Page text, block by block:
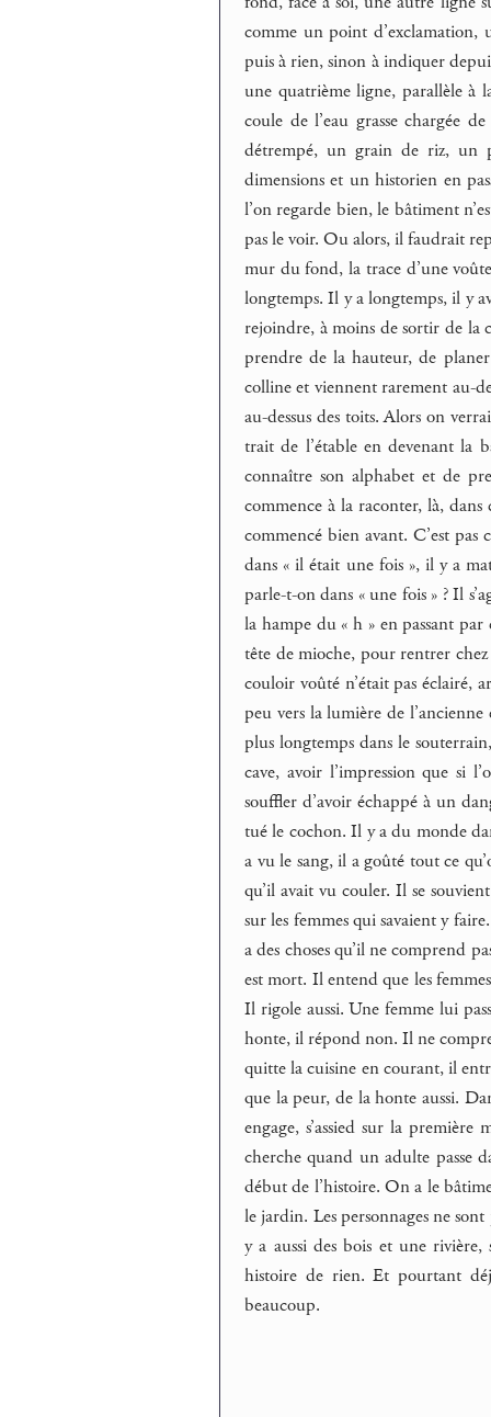
comme un point
puis à rien, sinon à indiquer
une quatrième ligne, parallèle à
coule de l’eau grasse chargée
détrempé, un grain de riz, un
dimensions et un historien en
l’on regarde bien, le bâtiment
pas le voir. Ou alors, il faudrait
mur du fond, la trace d’une
longtemps. Il y a longtemps, il y
rejoindre, à moins de sortir de la
prendre de la hauteur, de
colline et viennent rarement au-
au-dessus des toits. Alors on
trait de l’étable en devenant la
connaître son alphabet et de
commence à la raconter, là,
commencé bien avant. C’est
dans « il était une fois », il y a
parle-t-on dans « une fois » ? Il
la hampe du « h » en passant
tête de mioche, pour rentrer
couloir voûté n’était pas éclairé,
peu vers la lumière de
plus longtemps dans le
cave, avoir l’impression que si
souffler d’avoir échappé à un
tué le cochon. Il y a du monde
a vu le sang, il a goûté tout ce
qu’il avait vu couler. Il se
sur les femmes qui savaient y
a des choses qu’il ne comprend
est mort. Il entend que les
Il rigole aussi. Une femme lui
honte, il répond non. Il ne
quitte la cuisine en courant, il
que la peur, de la honte aussi.
engage, s’assied sur la
cherche quand un adulte passe
début de l’histoire. On a le
le jardin. Les personnages ne
y a aussi des bois et une rivière,
histoire de rien. Et pourtant
beaucoup.